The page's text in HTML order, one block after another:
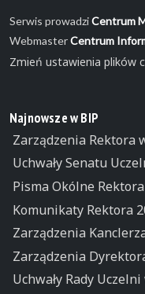
Serwis prowadziCentrum
WebmasterCentrum
Zmień ustawienia plików
Najnowsze w BIP
Zarządzenia Rektora
Uchwały Senatu
Pisma Okólne
Komunikaty Rektora
Zarządzenia
Zarządzenia
Uchwały Rady